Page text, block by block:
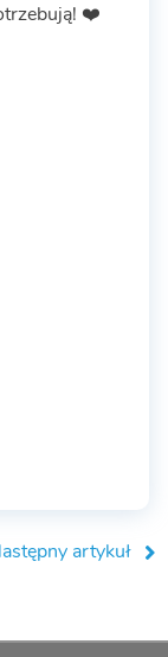
❤️
artykuł